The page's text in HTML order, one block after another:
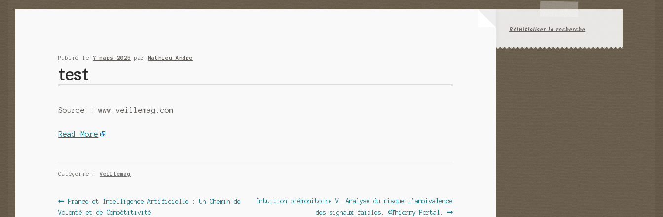
Publié le7 mars 2025 parMathieu Andro
test
Source : www.veillemag.com
Read More
Catégorie :Veillemag
Navigation
Article
précédent :
France et Intelligence Artificielle : Un Chemin de
Volonté et de Compétitivité
Article
Intuition prémonitoire V. Analyse du risque L’ambivalence
des signaux faibles. ©Thierry Portal.
Réinitialiser la recherche